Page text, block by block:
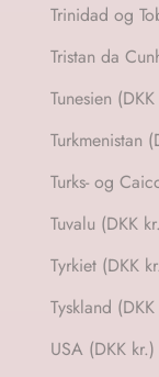
Tuvalu
Tyrkiet
USA (DKK kr.)